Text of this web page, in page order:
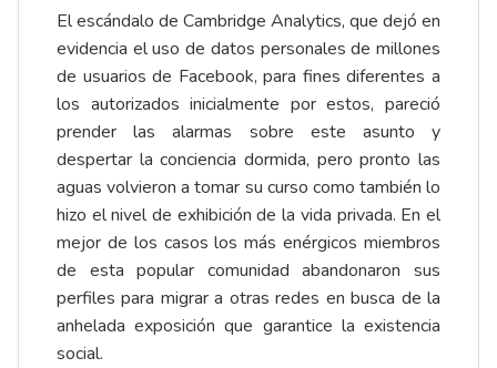
El escándalo de Cambridge Analytics, que dejó en
evidencia el uso de datos personales de millones
de usuarios de Facebook, para fines diferentes a
los autorizados inicialmente por estos, pareció
prender las alarmas sobre este asunto y
despertar la conciencia dormida, pero pronto las
aguas volvieron a tomar su curso como también lo
hizo el nivel de exhibición de la vida privada. En el
mejor de los casos los más enérgicos miembros
de esta popular comunidad abandonaron sus
perfiles para migrar a otras redes en busca de la
anhelada exposición que garantice la existencia
social.